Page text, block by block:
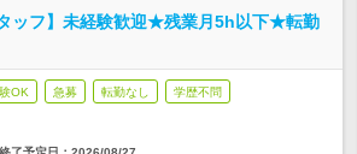
タッフ】未経験歓迎★残業月5h以下★転勤
OK 急募 転勤なし 学歴不問